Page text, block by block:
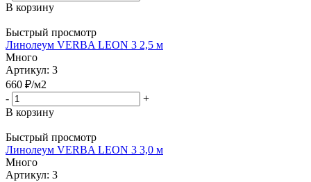
В корзину
Быстрый просмотр
Линолеум VERBA LEON 3 2,5 м
Много
Артикул: 3
660 ₽/м2
-
+
В корзину
Быстрый просмотр
Линолеум VERBA LEON 3 3,0 м
Много
Артикул: 3